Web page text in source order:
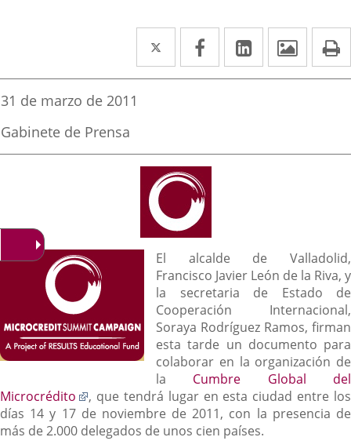
Twitter
Enlace
a
externa.
Facebook
Enlace
a
externa.
Linkedin
Enlace
a
externa.
Fecha
la
noticia
31 de marzo de 2011
Fuente
la
Gabinete de Prensa
Descripción
El alcalde de Valladolid,
Francisco Javier León de la Riva, y
la secretaria de Estado de
Cooperación Internacional,
Soraya Rodríguez Ramos, firman
esta tarde un documento para
colaborar en la organización de
la Cumbre Global del
Microcrédito
Enlace
a
una
, que tendrá lugar en esta ciudad entre los
días 14 y 17 de noviembre de 2011, con la presencia de
más de 2.000 delegados de unos cien países.